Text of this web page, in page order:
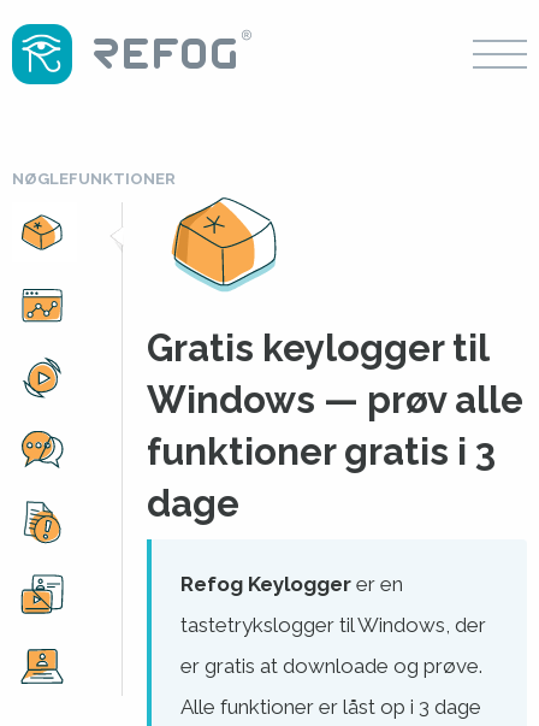
NØGLEFUNKTIONER
Gratis keylogger til
Windows — prøv alle
funktioner gratis i 3
dage
Refog Keylogger er en
tastetrykslogger til Windows, der
er gratis at downloade og prøve.
Alle funktioner er låst op i 3 dage